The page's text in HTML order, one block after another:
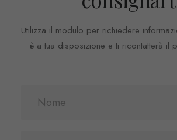
Utilizza il modulo per richiedere
è a tua disposizione e ti ricontatterà il